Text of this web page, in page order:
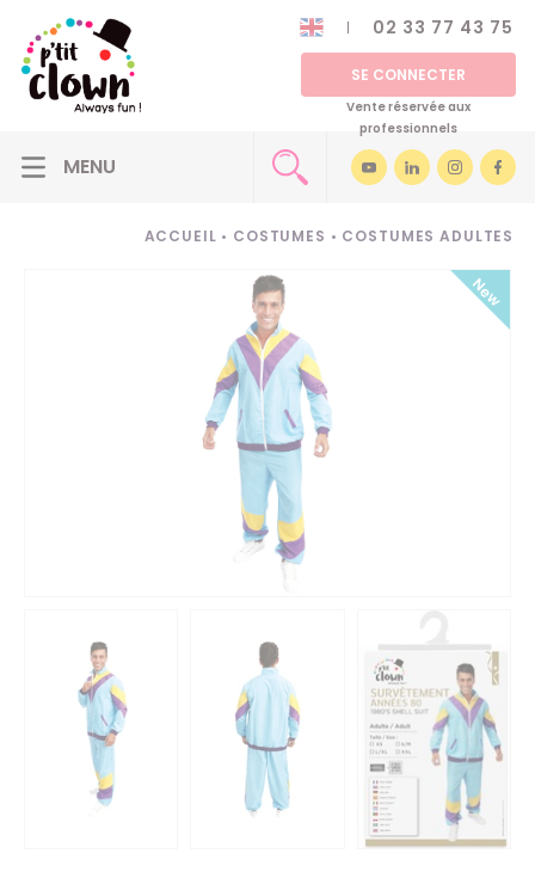
02 33 77 43 75
SE CONNECTER
Vente réservée aux
professionnels
ACCUEIL • COSTUMES • COSTUMES ADULTES